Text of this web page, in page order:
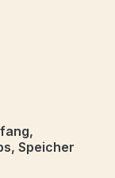
Speicher